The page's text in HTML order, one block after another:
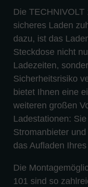
Die TECHNIVOLT
sicheres Laden
dazu, ist das
Steckdose nicht
Ladezeiten,
Sicherheitsrisiko
bietet Ihnen eine
weiteren großen
Ladestationen:
Stromanbieter
das Aufladen
Die
101 sind so